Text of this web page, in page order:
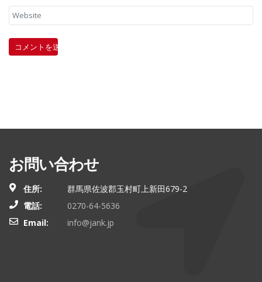
お問い合わせ
住所:
群馬県佐波郡玉村町上新田679-2
電話:
0270-64-5636
Email:
info@jank.jp